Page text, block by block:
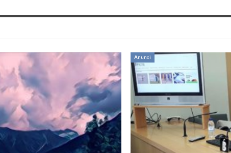
Anunci